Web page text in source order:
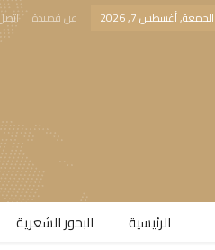
الجمعة, أغسطس 7, 2026 عن قصيدة
الرئيسية البحور الشعرية​